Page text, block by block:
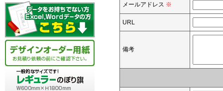
メールアドレス ※
URL
備考